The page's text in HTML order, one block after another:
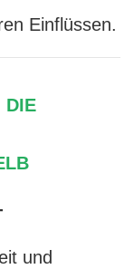
Einflüssen.
DIE
und